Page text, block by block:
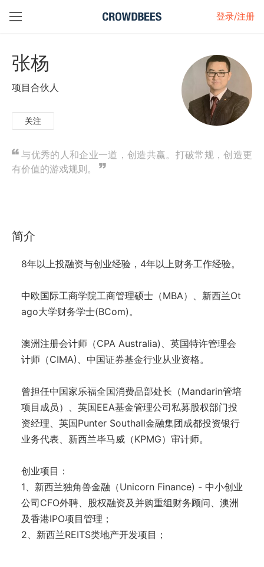
登录/注册
张杨
项目合伙人
关注
与优秀的人和企业一道，创造共赢。打破常规，创造更
有价值的游戏规则。
简介
8年以上投融资与创业经验，4年以上财务工作经验。
中欧国际工商学院工商管理硕士（MBA）、新西兰Ot
ago大学财务学士(BCom)。
澳洲注册会计师（CPA Australia)、英国特许管理会
计师（CIMA)、中国证券基金行业从业资格。
曾担任中国家乐福全国消费品部处长（Mandarin管培
项目成员）、英国EEA基金管理公司私募股权部门投
资经理、英国Punter Southall金融集团成都投资银行
业务代表、新西兰毕马威（KPMG）审计师。
创业项目：
1、新西兰独角兽金融（Unicorn Finance) - 中小创业
公司CFO外聘、股权融资及并购重组财务顾问、澳洲
及香港IPO项目管理；
2、新西兰REITS类地产开发项目；